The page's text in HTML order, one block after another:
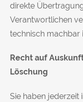
direkte
Verantwortlichen
technisch machbar
Recht auf
Löschung
Sie haben jederzeit